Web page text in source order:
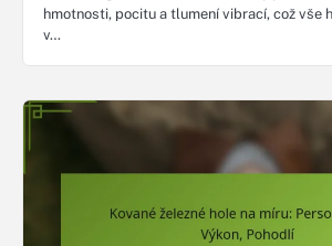
hmotnosti, pocitu a tlumení vibrací, což vše
v…